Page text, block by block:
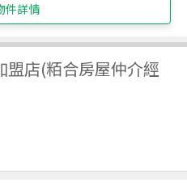
件詳情
盟店(粨合房屋仲介經